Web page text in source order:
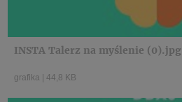
INSTA Talerz na myślenie (0).jpg
grafika 44,8 KB